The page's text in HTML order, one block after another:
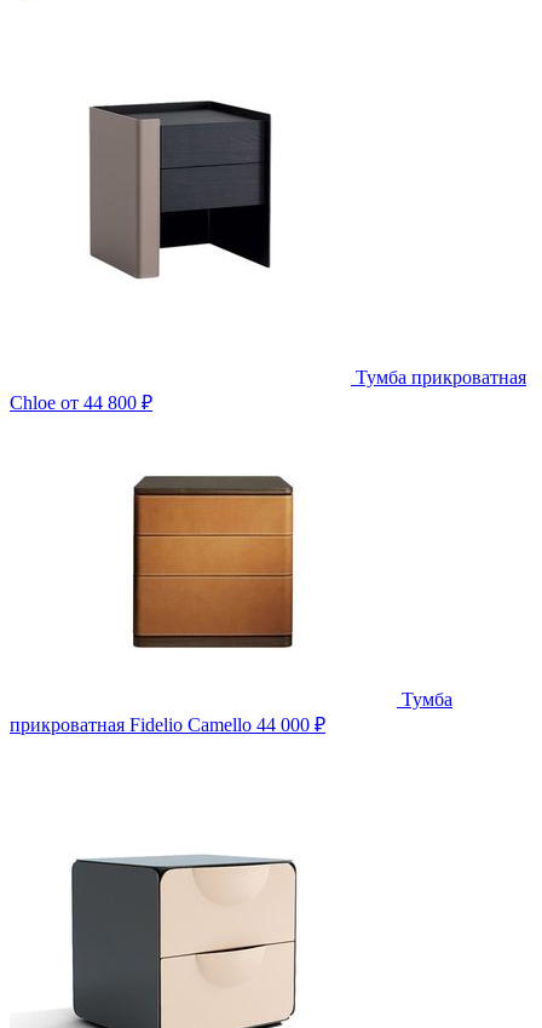
Тумба прикроватная
Chloe от 44 800 ₽
Тумба
прикроватная Fidelio Camello 44 000 ₽